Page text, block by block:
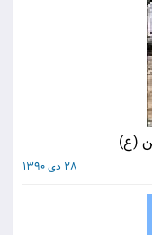
(ع)
28 دی 1390